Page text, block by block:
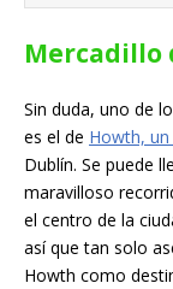
Mercadillo
Sin duda, uno de
es el de Howth,
Dublín. Se puede
maravilloso
el centro de la
así que tan solo
Howth como